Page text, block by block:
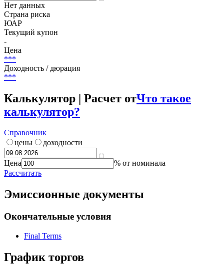
Нет данных
Страна риска
ЮАР
Текущий купон
-
Цена
***
Доходность / дюрация
***
Калькулятор | Расчет отЧто такое
калькулятор?
Справочник
цены
доходности
Цена
% от номинала
Рассчитать
Эмиссионные документы
Окончательные условия
Final Terms
График торгов